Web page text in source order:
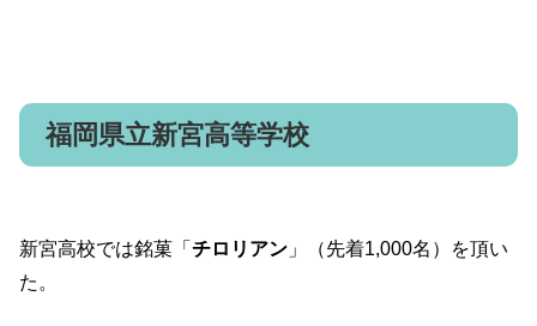
福岡県立新宮高等学校
新宮高校では銘菓「 チロリアン 」（先着1,000名）を頂い
た。